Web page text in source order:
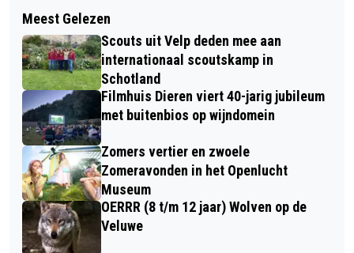
ONDANKS EEN NATTE START TOCH
EEN GESLAAGD FIT EVENT RHEDEN
BIJZONDER GRAFFITIPROJECT VAN
START IN DIEREN
Meest Gelezen
Scouts uit Velp deden mee aan
internationaal scoutskamp in
Schotland
Filmhuis Dieren viert 40-jarig jubileum
met buitenbios op wijndomein
Zomers vertier en zwoele
Zomeravonden in het Openlucht
Museum
OERRR (8 t/m 12 jaar) Wolven op de
Veluwe